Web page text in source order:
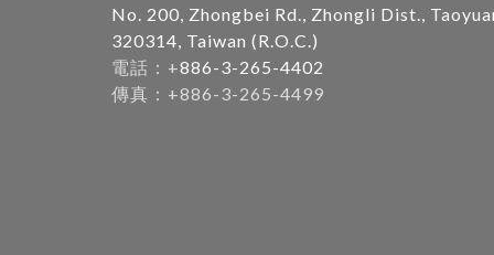
No. 200, Zhongbei Rd., Zhongli Dist.,
320314, Taiwan (R.O.C.)
電話：+886-3-265-4402
傳真：+886-3-265-4499